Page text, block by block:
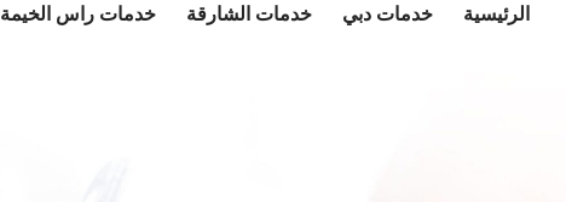
الرئيسية خدمات دبي خدمات الشارقة خدمات راس الخيمة